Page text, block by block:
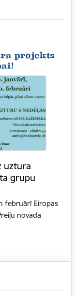
uztura
grupu
februārī Eiropas
novada